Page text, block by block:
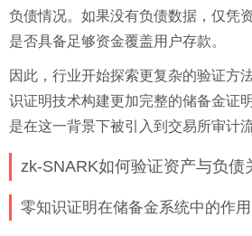
负债情况。如果没有负债数据，仅凭
是否具备足够资金覆盖用户存款。
因此，行业开始探索更复杂的验证方
识证明技术构建更加完整的储备金证
是在这一背景下被引入到交易所审计流
zk-SNARK如何验证资产与负债
零知识证明在储备金系统中的作用